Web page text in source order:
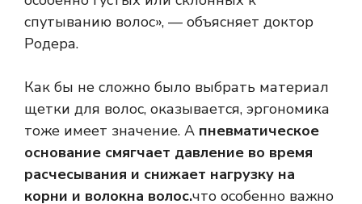
спутыванию волос», — объясняет доктор
Родера.
Как бы не сложно было выбрать материал
щетки для волос, оказывается, эргономика
тоже имеет значение. А пневматическое
основание смягчает давление во время
расчесывания и снижает нагрузку на
корни и волокна волос.что особенно важно